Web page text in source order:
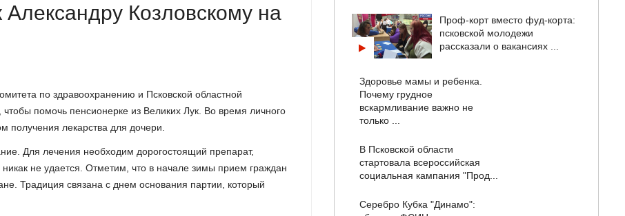
Александру Козловскому на
по здравоохранению и Псковской областной
помочь пенсионерке из Великих Лук. Во время личного
получения лекарства для дочери.
Для лечения необходим дорогостоящий препарат,
не удается. Отметим, что в начале зимы прием граждан
Традиция связана с днем основания партии, который
Проф-корт вместо фуд-корта:
псковской молодежи
рассказали о вакансиях ...
Здоровье мамы и ребенка.
Почему грудное
вскармливание важно не
только ...
В Псковской области
стартовала всероссийская
социальная кампания "Прод...
Серебро Кубка "Динамо":